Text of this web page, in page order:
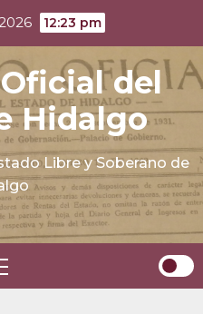
12:23 pm
del
Hidalgo
Libre y Soberano de